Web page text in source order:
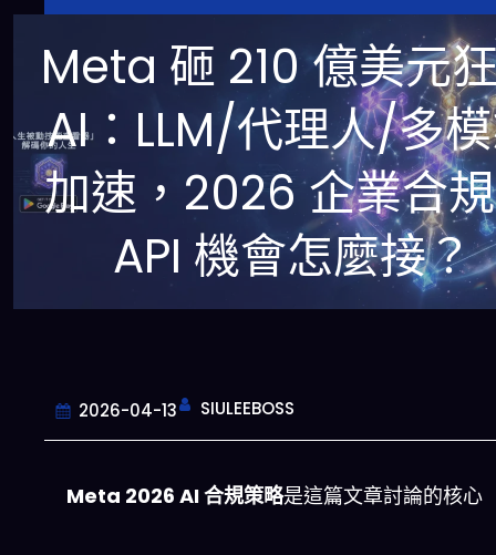
Meta 砸 210 億美元
AI：LLM/代理人/多
加速，2026 企業合
API 機會怎麼接？
2026-04-13 SIULEEBOSS
Meta 2026 AI 合規策略是這篇文章討論的核心